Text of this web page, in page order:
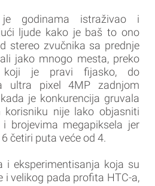
godinama istraživao i
ljude kako je baš to ono
stereo zvučnika sa prednje
jako mnogo mesta, preko
koji je pravi fijasko, do
ultra pixel 4MP zadnjom
je konkurencija gruvala
korisniku nije lako objasniti
brojevima megapiksela jer
četiri puta veće od 4.
i eksperimentisanja koja su
i velikog pada profita HTC-a,